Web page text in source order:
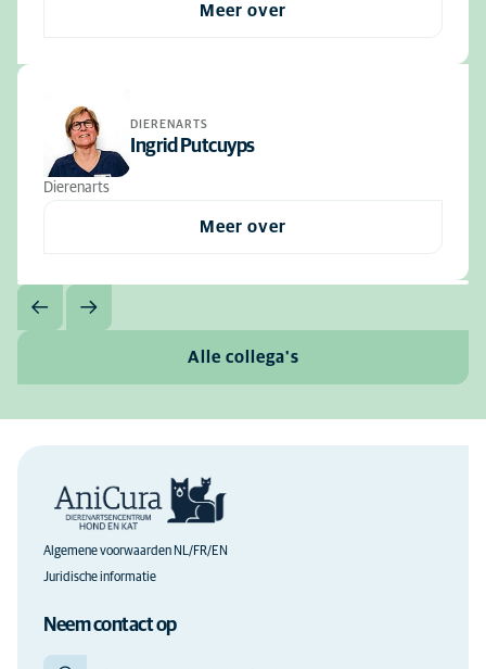
Meer over
DIERENARTS
Ingrid Putcuyps
Dierenarts
Meer over
Alle collega's
Algemene voorwaarden NL/FR/EN
Juridische informatie
Neem contact op